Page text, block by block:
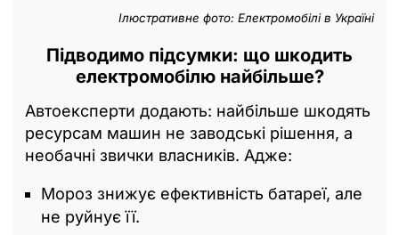
Ілюстративне фото: Електромобілі в Україні
Підводимо підсумки: що шкодить
електромобілю найбільше?
Автоексперти додають: найбільше шкодять
ресурсам машин не заводські рішення, а
необачні звички власників. Адже:
Мороз знижує ефективність батареї, але
не руйнує її.